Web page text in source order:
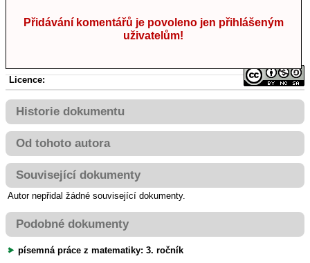
Přidávání komentářů je povoleno jen přihlášeným
uživatelům!
Licence:
Historie dokumentu
Od tohoto autora
Související dokumenty
Autor nepřidal žádné související dokumenty.
Podobné dokumenty
písemná práce z matematiky: 3. ročník